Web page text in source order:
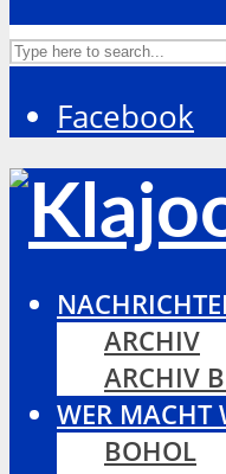
Facebook
ARCHIV
ARCHIV
WER MACHT
BOHOL